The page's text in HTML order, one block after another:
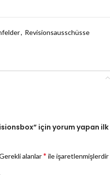
, Revisionsausschüsse
için yorum yapan ilk
alanlar* ile işaretlenmişlerdir